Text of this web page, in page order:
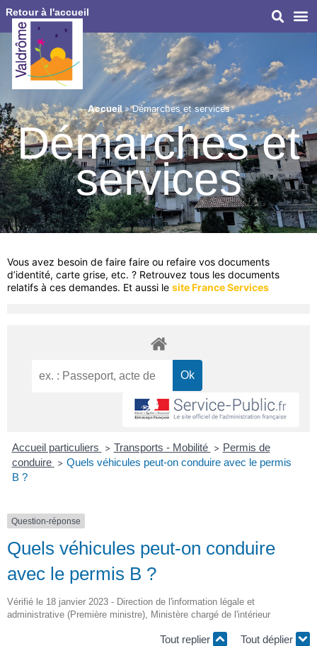
Retour à l'accueil
Accueil»Démarches et services
Démarches et
services
Vous avez besoin de faire faire ou refaire vos documents
d’identité, carte grise, etc. ? Retrouvez tous les documents
relatifs à ces demandes. Et aussi le site France Services
Accueil particuliers > Transports - Mobilité > Permis de
conduire > Quels véhicules peut-on conduire avec le permis
B ?
Question-réponse
Quels véhicules peut-on conduire
avec le permis B ?
Vérifié le 18 janvier 2023 - Direction de l'information légale et
administrative (Première ministre), Ministère chargé de l'intérieur
Tout replier Tout déplier